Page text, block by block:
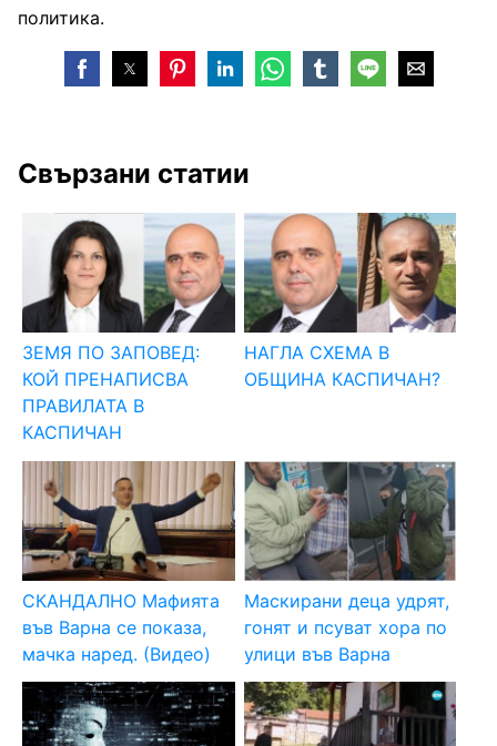
политика.
Свързани статии
ЗЕМЯ ПО ЗАПОВЕД:
КОЙ ПРЕНАПИСВА
ПРАВИЛАТА В
КАСПИЧАН
НАГЛА СХЕМА В
ОБЩИНА КАСПИЧАН?
СКАНДАЛНО Мафията
във Варна се показа,
мачка наред. (Видео)
Маскирани деца удрят,
гонят и псуват хора по
улици във Варна